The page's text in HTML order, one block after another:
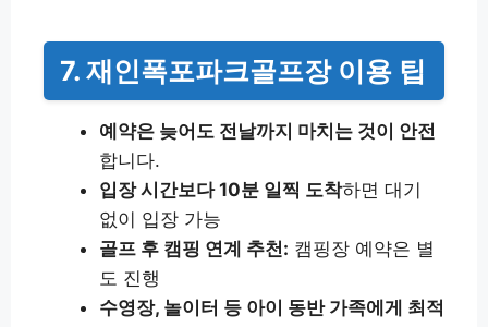
7. 재인폭포파크골프장 이용 팁
예약은 늦어도 전날까지 마치는 것이 안전
합니다.
입장 시간보다 10분 일찍 도착하면 대기
없이 입장 가능
골프 후 캠핑 연계 추천: 캠핑장 예약은 별
도 진행
수영장, 놀이터 등 아이 동반 가족에게 최적